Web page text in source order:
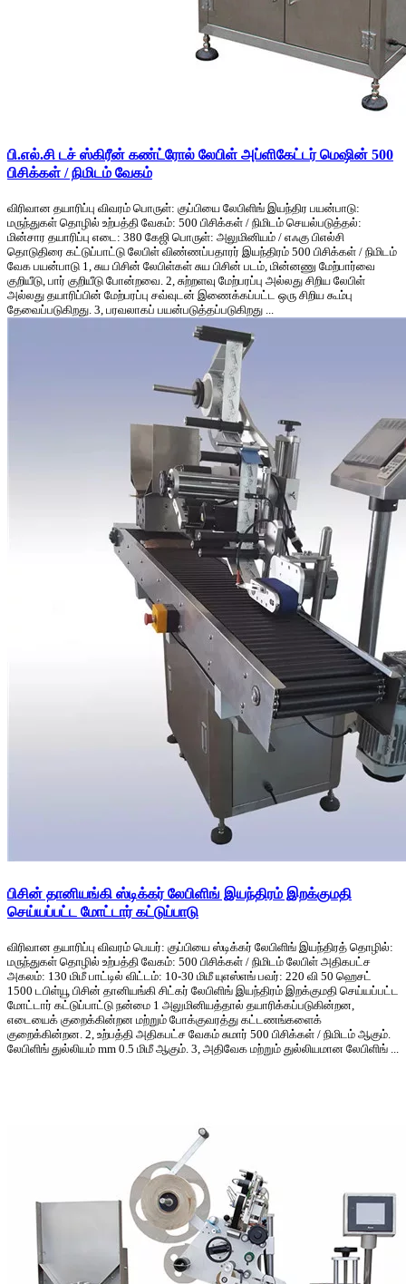
பி.எல்.சி டச் ஸ்கிரீன் கண்ட்ரோல் லேபிள் அப்ளிகேட்டர் மெஷின் 500
பிசிக்கள் / நிமிடம் வேகம்
விரிவான தயாரிப்பு விவரம் பொருள்: குப்பியை லேபிளிங் இயந்திர பயன்பாடு:
மருந்துகள் தொழில் உற்பத்தி வேகம்: 500 பிசிக்கள் / நிமிடம் செயல்படுத்தல்:
மின்சார தயாரிப்பு எடை: 380 கேஜி பொருள்: அலுமினியம் / எஃகு பிஎல்சி
தொடுதிரை கட்டுப்பாட்டு லேபிள் விண்ணப்பதாரர் இயந்திரம் 500 பிசிக்கள் / நிமிடம்
வேக பயன்பாடு 1, சுய பிசின் லேபிள்கள் சுய பிசின் படம், மின்னணு மேற்பார்வை
குறியீடு, பார் குறியீடு போன்றவை. 2, சுற்றளவு மேற்பரப்பு அல்லது சிறிய லேபிள்
அல்லது தயாரிப்பின் மேற்பரப்பு சவ்வுடன் இணைக்கப்பட்ட ஒரு சிறிய கூம்பு
தேவைப்படுகிறது. 3, பரவலாகப் பயன்படுத்தப்படுகிறது ...
பிசின் தானியங்கி ஸ்டிக்கர் லேபிளிங் இயந்திரம் இறக்குமதி
செய்யப்பட்ட மோட்டார் கட்டுப்பாடு
விரிவான தயாரிப்பு விவரம் பெயர்: குப்பியை ஸ்டிக்கர் லேபிளிங் இயந்திரத் தொழில்:
மருந்துகள் தொழில் உற்பத்தி வேகம்: 500 பிசிக்கள் / நிமிடம் லேபிள் அதிகபட்ச
அகலம்: 130 மிமீ பாட்டில் விட்டம்: 10-30 மிமீ யுஎஸ்எங் பவர்: 220 வி 50 ஹெசட்
1500 டபிள்யூ பிசின் தானியங்கி சிட்கர் லேபிளிங் இயந்திரம் இறக்குமதி செய்யப்பட்ட
மோட்டார் கட்டுப்பாட்டு நன்மை 1 அலுமினியத்தால் தயாரிக்கப்படுகின்றன,
எடையைக் குறைக்கின்றன மற்றும் போக்குவரத்து கட்டணங்களைக்
குறைக்கின்றன. 2, உற்பத்தி அதிகபட்ச வேகம் சுமார் 500 பிசிக்கள் / நிமிடம் ஆகும்.
லேபிளிங் துல்லியம் mm 0.5 மிமீ ஆகும். 3, அதிவேக மற்றும் துல்லியமான லேபிளிங் ...